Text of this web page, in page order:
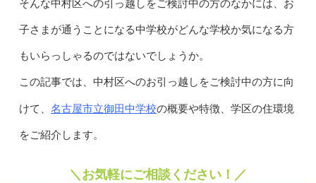
そんな中村区への引っ越しをご検討中の方のなかには、お
子さまが通うことになる中学校がどんな学校か気になる方
もいらっしゃるのではないでしょうか。
この記事では、中村区へのお引っ越しをご検討中の方に向
けて、 名古屋市立御田中学校の概要や特徴、学区の住環境
をご紹介します。
＼お気軽にご相談ください！／